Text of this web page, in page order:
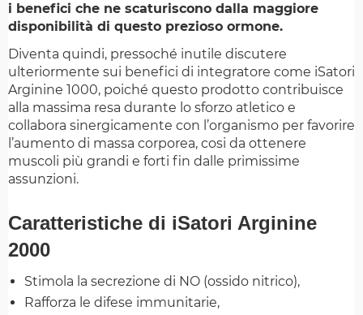
i benefici che ne scaturiscono dalla maggiore
disponibilità di questo prezioso ormone.
Diventa quindi, pressoché inutile discutere
ulteriormente sui benefici di integratore come iSatori
Arginine 1000, poiché questo prodotto contribuisce
alla massima resa durante lo sforzo atletico e
collabora sinergicamente con l’organismo per favorire
l’aumento di massa corporea, cosi da ottenere
muscoli più grandi e forti fin dalle primissime
assunzioni.
Caratteristiche di iSatori Arginine
2000
Stimola la secrezione di NO (ossido nitrico),
Rafforza le difese immunitarie,